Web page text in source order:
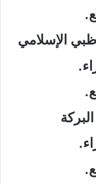
الإسلامي